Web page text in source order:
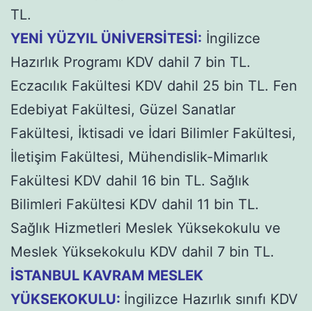
TL.
YENİ YÜZYIL ÜNİVERSİTESİ: İngilizce
Hazırlık Programı KDV dahil 7 bin TL.
Eczacılık Fakültesi KDV dahil 25 bin TL. Fen
Edebiyat Fakültesi, Güzel Sanatlar
Fakültesi, İktisadi ve İdari Bilimler Fakültesi,
İletişim Fakültesi, Mühendislik-Mimarlık
Fakültesi KDV dahil 16 bin TL. Sağlık
Bilimleri Fakültesi KDV dahil 11 bin TL.
Sağlık Hizmetleri Meslek Yüksekokulu ve
Meslek Yüksekokulu KDV dahil 7 bin TL.
İSTANBUL KAVRAM MESLEK
YÜKSEKOKULU: İngilizce Hazırlık sınıfı KDV